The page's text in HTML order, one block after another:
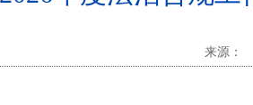
来源：